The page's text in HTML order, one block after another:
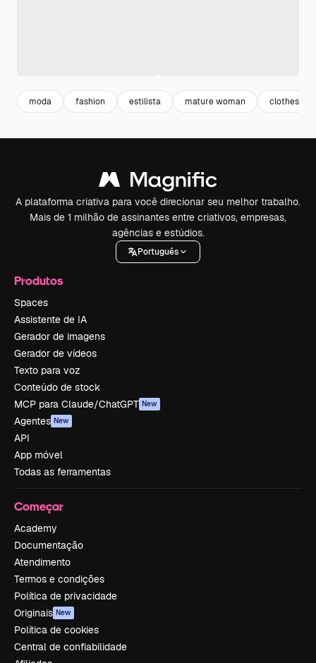
moda fashion estilista mature woman clothes
A plataforma criativa para você direcionar seu melhor trabalho.
Mais de 1 milhão de assinantes entre criativos, empresas,
agências e estúdios.
Português
Produtos
Spaces
Assistente de IA
Gerador de imagens
Gerador de vídeos
Texto para voz
Conteúdo de stock
MCP para Claude/ChatGPT New
Agentes New
API
App móvel
Todas as ferramentas
Começar
Academy
Documentação
Atendimento
Termos e condições
Política de privacidade
Originais New
Política de cookies
Central de confiabilidade